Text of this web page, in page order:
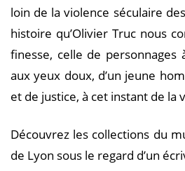
loin de la violence séculaire
histoire qu’Olivier Truc nous
finesse, celle de personnages
aux yeux doux, d’un jeune
et de justice, à cet instant de la
Découvrez les collections du
de Lyon sous le regard d’un